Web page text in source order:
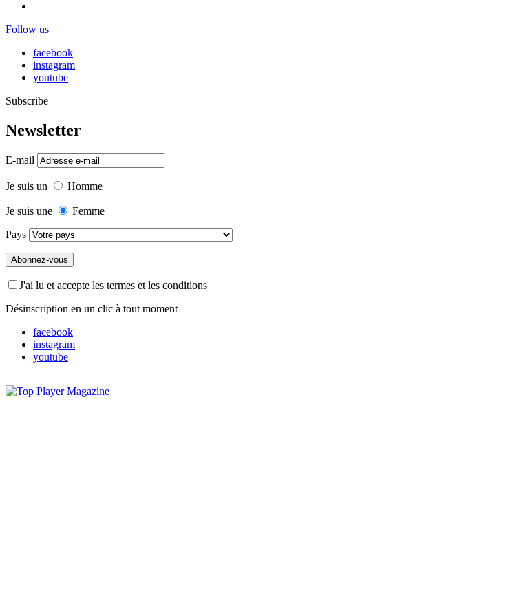
Follow us
facebook
instagram
youtube
Subscribe
Newsletter
E-mail
Je suis un Homme
Je suis une
Femme
Pays
J'ai lu et accepte les termes et les conditions
Désinscription en un clic à tout moment
facebook
instagram
youtube